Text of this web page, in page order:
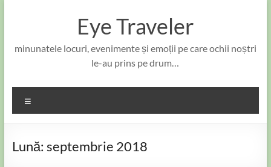
Eye Traveler
minunatele locuri, evenimente și emoții pe care ochii noștri
le-au prins pe drum…
Lună: septembrie 2018